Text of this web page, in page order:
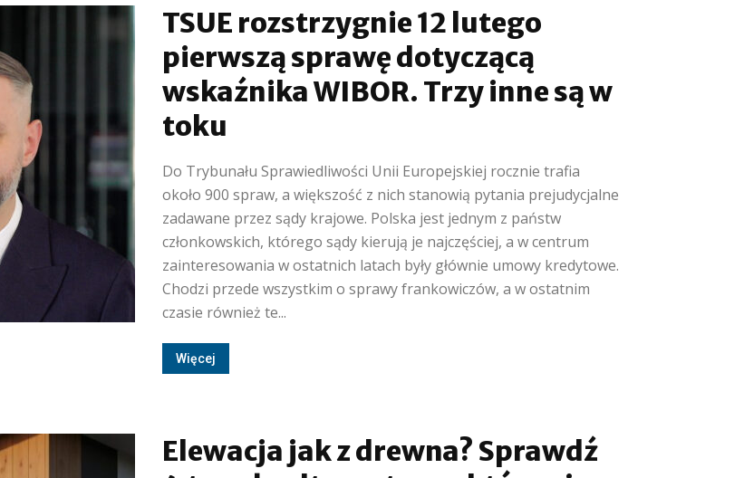
TSUE rozstrzygnie 12 lutego
pierwszą sprawę dotyczącą
wskaźnika WIBOR. Trzy inne są w
toku
Do Trybunału Sprawiedliwości Unii Europejskiej rocznie trafia
około 900 spraw, a większość z nich stanowią pytania prejudycjalne
zadawane przez sądy krajowe. Polska jest jednym z państw
członkowskich, którego sądy kierują je najczęściej, a w centrum
zainteresowania w ostatnich latach były głównie umowy kredytowe.
Chodzi przede wszystkim o sprawy frankowiczów, a w ostatnim
czasie również te...
Więcej
Elewacja jak z drewna? Sprawdź